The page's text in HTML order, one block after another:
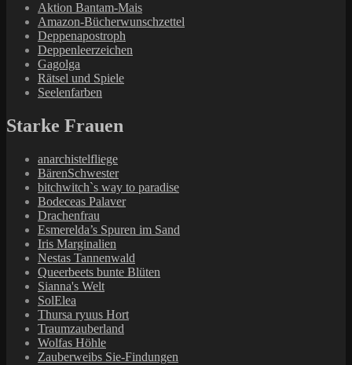
Aktion Bantam-Mais
Amazon-Bücherwunschzettel
Deppenapostroph
Deppenleerzeichen
Gagolga
Rätsel und Spiele
Seelenfarben
Starke Frauen
anarchistelfliege
BärenSchwester
bitchwitch`s way to paradise
Bodeceas Palaver
Drachenfrau
Esmerelda’s Spuren im Sand
Iris Marginalien
Nestas Tannenwald
Queerbeets bunte Blüten
Sianna's Welt
SolElea
Thursa ryuus Hort
Traumzauberland
Wolfas Höhle
Zauberweibs Sie-Findungen